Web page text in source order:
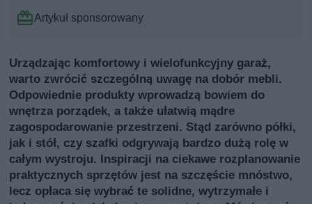
Artykuł sponsorowany
Urządzając komfortowy i wielofunkcyjny garaż,
warto zwrócić szczególną uwagę na dobór mebli.
Odpowiednie produkty wprowadzą bowiem do
wnętrza porządek, a także ułatwią mądre
zagospodarowanie przestrzeni. Stąd zarówno półki,
jak i stół, czy szafki odgrywają bardzo dużą rolę w
całym wystroju. Inspiracji na ciekawe rozplanowanie
praktycznych sprzętów jest na szczęście mnóstwo,
lecz opłaca się wybrać te solidne, wytrzymałe i